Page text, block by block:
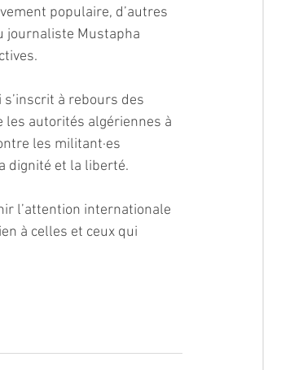
populaire, d’autres
journaliste Mustapha
à rebours des
les autorités algériennes à
les militant·es
dignité et la liberté.
l’attention internationale
à celles et ceux qui